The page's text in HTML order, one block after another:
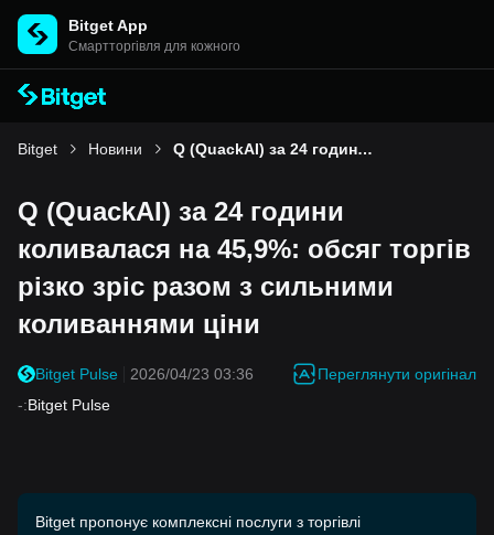
Bitget App
Cмартторгівля для кожного
Bitget Новини Q (QuackAI) за 24 години коливалася на 45,9%: обсяг торгів різко зріс разом з сильними коливаннями ціни
Q (QuackAI) за 24 години
коливалася на 45,9%: обсяг торгів
різко зріс разом з сильними
коливаннями ціни
Bitget Pulse 2026/04/23 03:36
Переглянути оригінал
-:Bitget Pulse
Bitget пропонує комплексні послуги з торгівлі